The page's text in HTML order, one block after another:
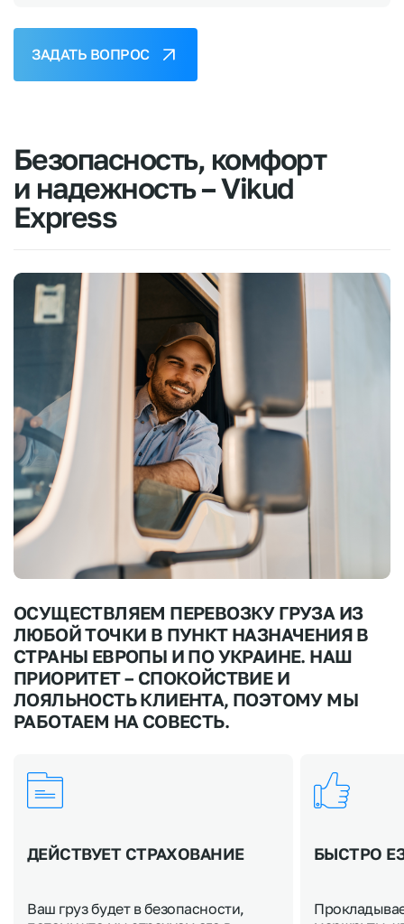
ЗАДАТЬ ВОПРОС
Безопасность, комфорт
и надежность–Vikud
Express
ОСУЩЕСТВЛЯЕМ ПЕРЕВОЗКУ ГРУЗА ИЗ
ЛЮБОЙ ТОЧКИ В ПУНКТ НАЗНАЧЕНИЯ В
СТРАНЫ ЕВРОПЫ И ПО УКРАИНЕ. НАШ
ПРИОРИТЕТ – СПОКОЙСТВИЕ И
ЛОЯЛЬНОСТЬ КЛИЕНТА, ПОЭТОМУ МЫ
РАБОТАЕМ НА СОВЕСТЬ.
ДЕЙСТВУЕТ СТРАХОВАНИЕ
Ваш груз будет в безопасности,
БЫСТРО